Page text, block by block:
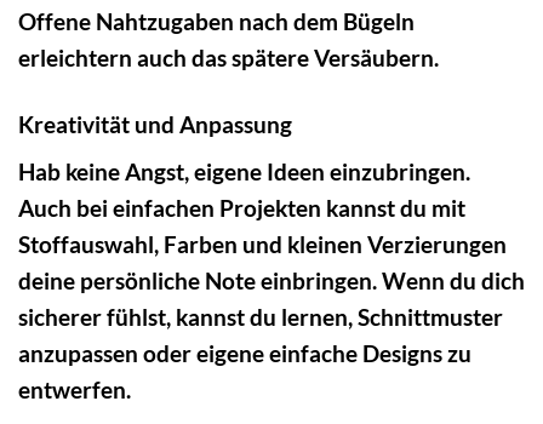
Offene Nahtzugaben nach dem Bügeln
erleichtern auch das spätere Versäubern.
Kreativität und Anpassung
Hab keine Angst, eigene Ideen einzubringen.
Auch bei einfachen Projekten kannst du mit
Stoffauswahl, Farben und kleinen Verzierungen
deine persönliche Note einbringen. Wenn du dich
sicherer fühlst, kannst du lernen, Schnittmuster
anzupassen oder eigene einfache Designs zu
entwerfen.